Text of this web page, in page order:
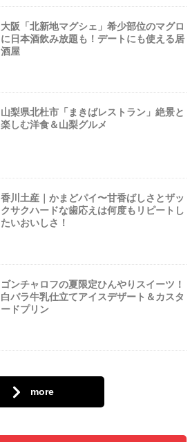
大阪「北新地マグシェ」希少部位のマグロ
に日本酒飲み放題も！デートにも使える居
酒屋
山梨県北杜市「まきばレストラン」絶景と
楽しむ洋食＆山梨グルメ
香川土産｜かまどパイ〜甘香ばしさとザッ
クサクハードな歯応えは何度もリピートし
たいおいしさ！
ゴンチャロフの夏限定ひんやりスイーツ！
白バラ牛乳仕立てアイスデザート＆カスタ
ードプリン
more